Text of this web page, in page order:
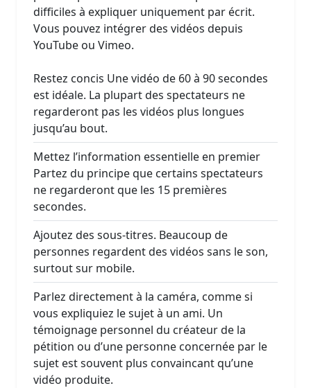
difficiles à expliquer uniquement par écrit.
Vous pouvez intégrer des vidéos depuis
YouTube ou Vimeo.
Restez concis Une vidéo de 60 à 90 secondes
est idéale. La plupart des spectateurs ne
regarderont pas les vidéos plus longues
jusqu’au bout.
Mettez l’information essentielle en premier
Partez du principe que certains spectateurs
ne regarderont que les 15 premières
secondes.
Ajoutez des sous-titres. Beaucoup de
personnes regardent des vidéos sans le son,
surtout sur mobile.
Parlez directement à la caméra, comme si
vous expliquiez le sujet à un ami. Un
témoignage personnel du créateur de la
pétition ou d’une personne concernée par le
sujet est souvent plus convaincant qu’une
vidéo produite.